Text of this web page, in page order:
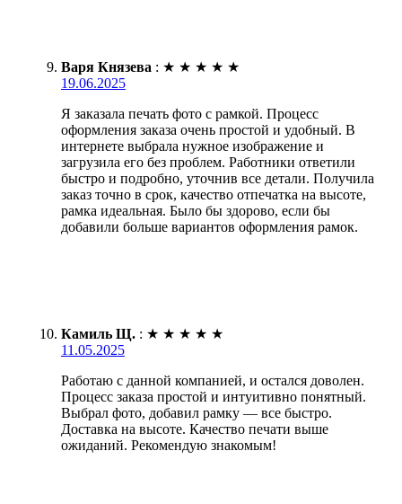
Варя Князева : ★ ★ ★ ★ ★
19.06.2025
Я заказала печать фото с рамкой. Процесс
оформления заказа очень простой и удобный. В
интернете выбрала нужное изображение и
загрузила его без проблем. Работники ответили
быстро и подробно, уточнив все детали. Получила
заказ точно в срок, качество отпечатка на высоте,
рамка идеальная. Было бы здорово, если бы
добавили больше вариантов оформления рамок.
Камиль Щ. : ★ ★ ★ ★ ★
11.05.2025
Работаю с данной компанией, и остался доволен.
Процесс заказа простой и интуитивно понятный.
Выбрал фото, добавил рамку — все быстро.
Доставка на высоте. Качество печати выше
ожиданий. Рекомендую знакомым!